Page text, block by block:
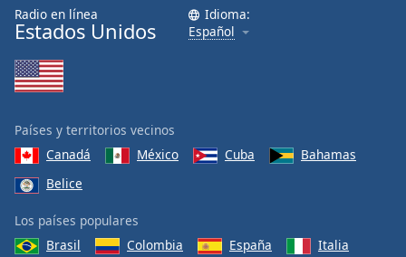
Radio en línea
Estados Unidos
Idioma:
Español
Países y territorios vecinos
Canadá
México Cuba
Bahamas
Belice
Los países populares
Brasil
Colombia España Italia